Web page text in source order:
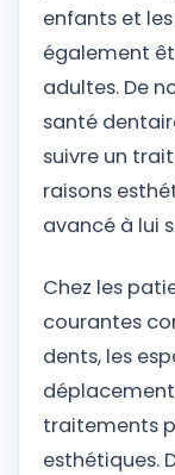
enfants et
également
adultes. De
santé
suivre un
raisons
avancé à lui
Chez les
courantes
dents, les
traitements
esthétiques.